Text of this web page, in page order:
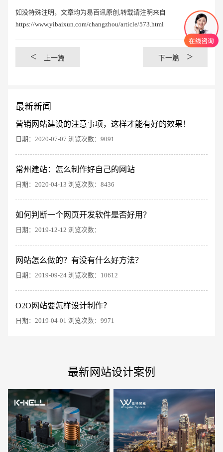
如没特殊注明，文章均为易百讯原创,转载请注明来自
https://www.yibaixun.com/changzhou/article/573.html
< 上一篇 下一篇 >
最新新闻
营销网站建设的注意事项，这样才能有好的效果！
日期：2020-07-07 浏览次数：9091
常州建站：怎么制作好自己的网站
日期：2020-04-13 浏览次数：8436
如何判断一个网页开发软件是否好用？
日期：2019-12-12 浏览次数：
网站怎么做的？有没有什么好方法？
日期：2019-09-24 浏览次数：10612
O2O网站要怎样设计制作？
日期：2019-04-01 浏览次数：9971
最新网站设计案例
创意品牌型网站 · 标准企业官网建设
电商及系统平台开发